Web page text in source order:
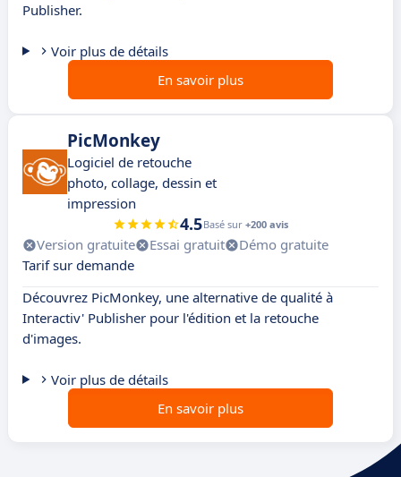
Publisher.
Voir plus de détails
En savoir plus
PicMonkey
Logiciel de retouche
photo, collage, dessin et
impression
4.5Basé sur +200 avis
Version gratuite Essai gratuit
Démo gratuite
Tarif sur demande
Découvrez PicMonkey, une alternative de qualité à
Interactiv' Publisher pour l'édition et la retouche
d'images.
Voir plus de détails
En savoir plus